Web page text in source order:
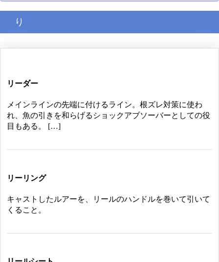
り
リーダー
メインラインの先端に付けるライン。根ズレ対策に使わ
れ、魚の引きを和らげるショックアブソーバーとしての役
目もある。 […]
リーリング
キャストしたルアーを、リールのハンドルを巻いて引いて
くること。